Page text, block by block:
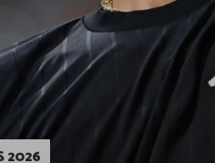
2026